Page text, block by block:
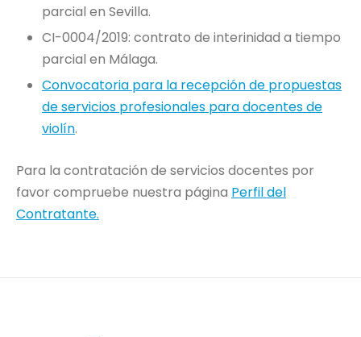
parcial en Sevilla.
CI-0004/2019: contrato de interinidad a tiempo
parcial en Málaga.
Convocatoria para la recepción de propuestas
de servicios profesionales para docentes de
violín.
Para la contratación de servicios docentes por
favor compruebe nuestra página Perfil del
Contratante.